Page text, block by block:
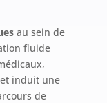
au sein de
fluide
induit une
de